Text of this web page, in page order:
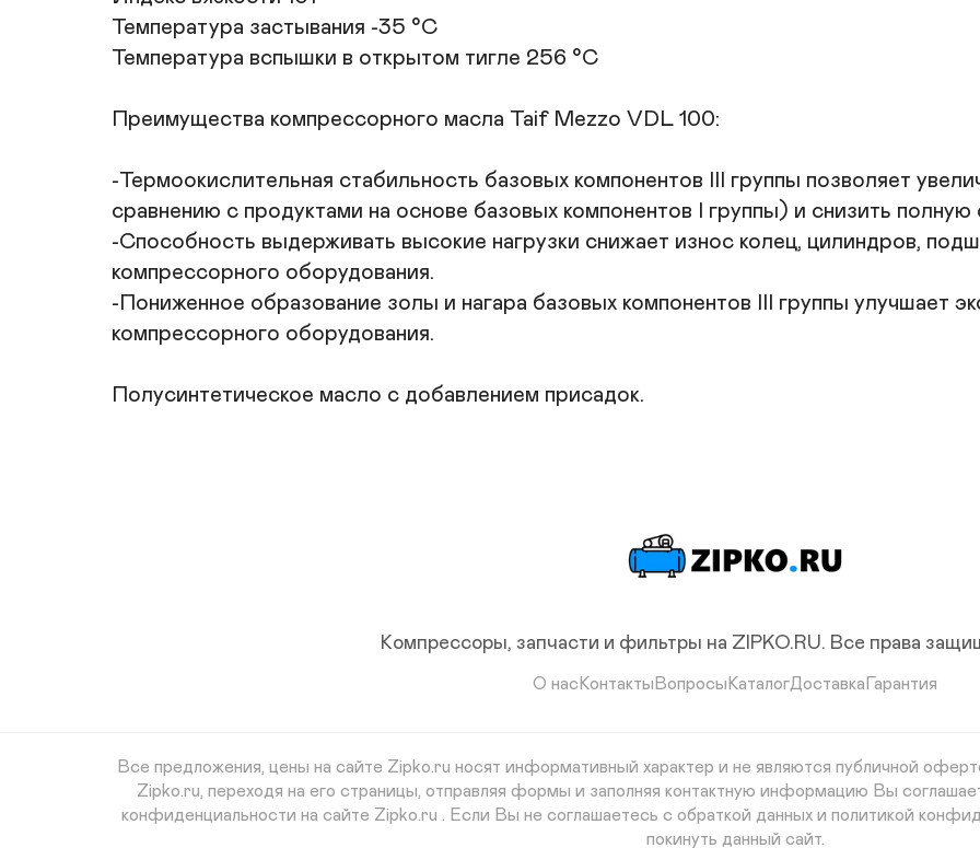
Температура застывания -35 °С
Температура вспышки в открытом тигле 256 °С
Преимущества компрессорного масла Taif Mezzo VDL 100:
-Термоокислительная стабильность базовых компонентов III группы позволяет
сравнению с продуктами на основе базовых компонентов I группы) и снизить
-Способность выдерживать высокие нагрузки снижает износ колец, цилиндров,
компрессорного оборудования.
-Пониженное образование золы и нагара базовых компонентов III группы улучшает
компрессорного оборудования.
Полусинтетическое масло с добавлением присадок.
Компрессоры, запчасти и фильтры на ZIPKO.RU. Все права
О насКонтакты Вопросы КаталогДоставка Гарантия
Все предложения, цены на сайте Zipko.ru носят информативный характер и не являются публичной
Zipko.ru, переходя на его страницы, отправляя формы и заполняя контактную информацию Вы
конфиденциальности на сайте Zipko.ru . Если Вы не соглашаетесь с обраткой данных и политикой
покинуть данный сайт.